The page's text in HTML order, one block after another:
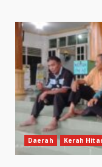
Daerah Kerah